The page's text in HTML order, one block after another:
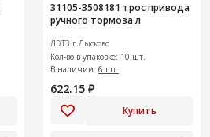
31105-3508181 трос привода
ручного тормоза л
ЛЭТЗ г.Лысково
Кол-во в упаковке: 10 шт.
В наличии: 6 шт.
622.15 ₽
Купить